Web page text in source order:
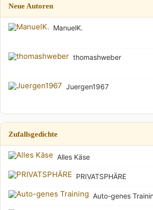
Neue Autoren
ManuelK.
thomashweber
Juergen1967
Zufallsgedichte
Alles Käse
PRIVATSPHÄRE
Auto-genes